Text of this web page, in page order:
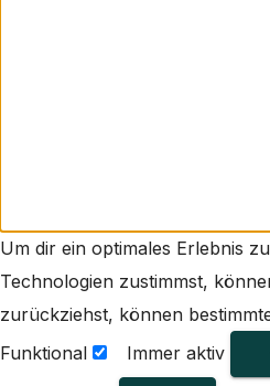
Um dir ein optimales Erlebnis
Technologien zustimmst,
zurückziehst, können
Funktional
Funktional
Immer aktiv